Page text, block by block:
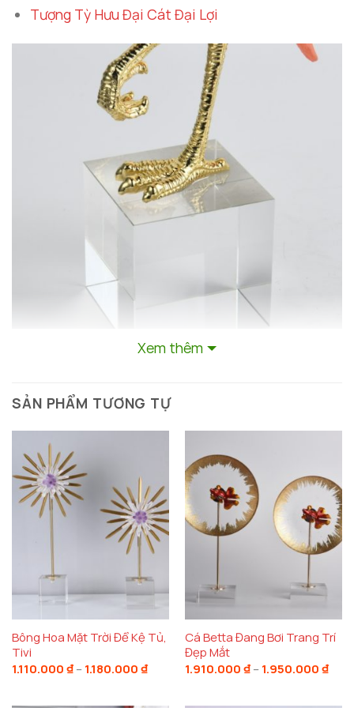
Tượng Tỳ Hưu Đại Cát Đại Lợi
Xem thêm
SẢN PHẨM TƯƠNG TỰ
Bông Hoa Mặt Trời Để Kệ Tủ,
Tivi
1.110.000 ₫ – 1.180.000 ₫Khoảng
giá:
Cá Betta Đang Bơi Trang Trí
Đẹp Mắt
1.910.000 ₫ – 1.950.000 ₫
giá: